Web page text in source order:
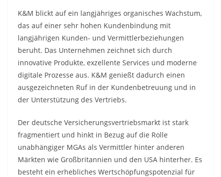
K&M blickt auf ein langjähriges organisches Wachstum,
das auf einer sehr hohen Kundenbindung mit
langjährigen Kunden- und Vermittlerbeziehungen
beruht. Das Unternehmen zeichnet sich durch
innovative Produkte, exzellente Services und moderne
digitale Prozesse aus. K&M genießt dadurch einen
ausgezeichneten Ruf in der Kundenbetreuung und in
der Unterstützung des Vertriebs.
Der deutsche Versicherungsvertriebsmarkt ist stark
fragmentiert und hinkt in Bezug auf die Rolle
unabhängiger MGAs als Vermittler hinter anderen
Märkten wie Großbritannien und den USA hinterher. Es
besteht ein erhebliches Wertschöpfungspotenzial für